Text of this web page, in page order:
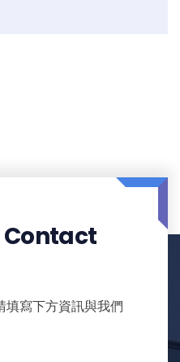
Contact
填寫下方資訊與我們